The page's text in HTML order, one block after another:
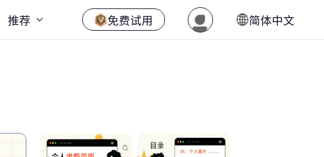
推荐 免费试用 简体中文